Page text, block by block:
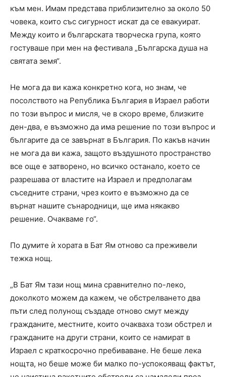
към мен. Имам представа приблизително за около 50
човека, които със сигурност искат да се евакуират.
Между които и българската творческа група, която
гостуваше при мен на фестивала „Българска душа на
святата земя“.
Не мога да ви кажа конкретно кога, но знам, че
посолството на Република България в Израел работи
по този въпрос и мисля, че в скоро време, близките
ден-два, е възможно да има решение по този въпрос и
българите да се завърнат в България. По какъв начин
не мога да ви кажа, защото въздушното пространство
все още е затворено, но всичко останало, което се
разрешава от властите на Израел и предполагам
съседните страни, чрез които е възможно да се
върнат нашите сънародници, ще има някакво
решение. Очакваме го“.
По думите ѝ хората в Бат Ям отново са преживели
тежка нощ.
„В Бат Ям тази нощ мина сравнително по-леко,
доколкото можем да кажем, че обстрелването два
пъти след полунощ създаде отново смут между
гражданите, местните, които очакваха този обстрел и
гражданите на други страни, които се намират в
Израел с краткосрочно пребиваване. Не беше лека
нощта, но беше може би малко по-успокояващ фактът,